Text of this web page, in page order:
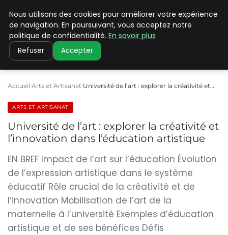
PILAT PATRIMOINES
Accueil Arts et Artisanat Université de l’art : explorer la créativité et…
ARTS ET ARTISANAT
Université de l’art : explorer la créativité et
l’innovation dans l’éducation artistique
EN BREF Impact de l’art sur l’éducation Évolution
de l’expression artistique dans le système
éducatif Rôle crucial de la créativité et de
l’innovation Mobilisation de l’art de la
maternelle à l’université Exemples d’éducation
artistique et de ses bénéfices Défis
Nous utilisons des cookies pour améliorer votre expérience
de navigation. En poursuivant, vous acceptez notre
politique de confidentialité. En savoir plus
Refuser Accepter